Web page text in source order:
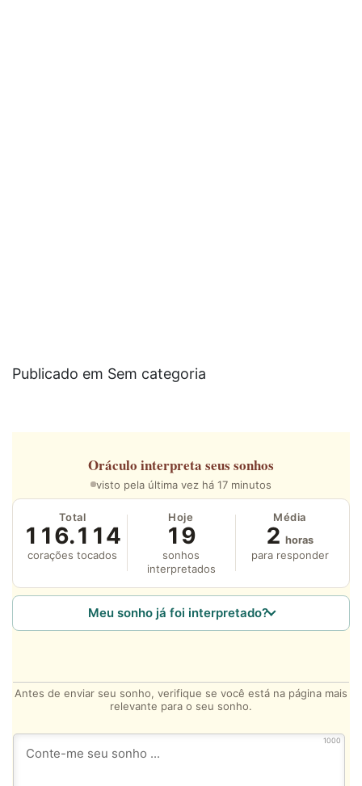
Publicado em Sem categoria
Oráculo interpreta seus sonhos
visto pela última vez há 17 minutos
Total
116.114
corações tocados
Hoje
19
sonhos
interpretados
Média
2 horas
para responder
Meu sonho já foi interpretado?
Antes de enviar seu sonho, verifique se você está na página mais
relevante para o seu sonho.
1000